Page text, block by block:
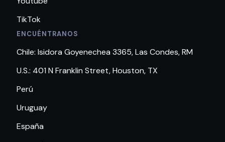
TikTok
ENCUÉNTRANOS
Chile: Isidora Goyenechea 3365, Las Condes, RM
U.S.: 401 N Franklin Street, Houston, TX
Perú
Uruguay
España